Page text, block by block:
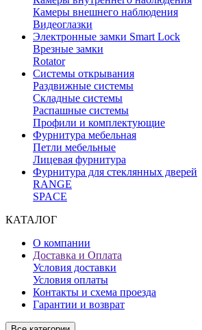
Камеры внешнего наблюдения
Видеоглазки
Электронные замки Smart Lock
Врезные замки
Rotator
Системы открывания
Раздвижные системы
Складные системы
Распашные системы
Профили и комплектующие
Фурнитура мебельная
Петли мебельные
Лицевая фурнитура
Фурнитура для стеклянных дверей
RANGE
SPACE
КАТАЛОГ
О компании
Доставка и Оплата
Условия доставки
Условия оплаты
Контакты и схема проезда
Гарантии и возврат